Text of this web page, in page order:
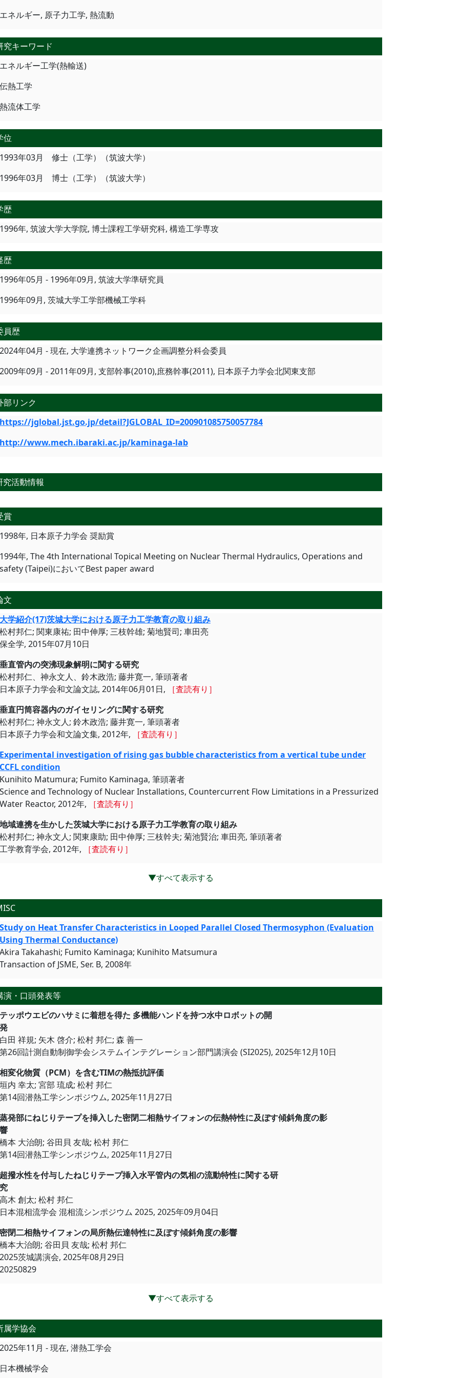
エネルギー, 原子力工学, 熱流動
究キーワード
エネルギー工学(熱輸送)
伝熱工学
熱流体工学
位
1993年03月 修士（工学）（筑波大学）
1996年03月 博士（工学）（筑波大学）
歴
1996年, 筑波大学大学院, 博士課程工学研究科, 構造工学専攻
歴
1996年05月 - 1996年09月, 筑波大学準研究員
1996年09月, 茨城大学工学部機械工学科
員歴
2024年04月 - 現在, 大学連携ネットワーク企画調整分科会委員
2009年09月 - 2011年09月, 支部幹事(2010),庶務幹事(2011), 日本原子力学会北関東支部
部リンク
https://jglobal.jst.go.jp/detail?JGLOBAL_ID=200901085750057784
http://www.mech.ibaraki.ac.jp/kaminaga-lab
活動情報
賞
1998年, 日本原子力学会 奨励賞
1994年, The 4th International Topical Meeting on Nuclear Thermal Hydraulics, Operations and
safety (Taipei)においてBest paper award
文
大学紹介(17)茨城大学における原子力工学教育の取り組み
松村邦仁; 関東康祐; 田中伸厚; 三枝幹雄; 菊地賢司; 車田亮
保全学, 2015年07月10日
垂直管内の突沸現象解明に関する研究
松村邦仁、神永文人、鈴木政浩; 藤井寛一, 筆頭著者
日本原子力学会和文論文誌, 2014年06月01日,
［査読有り］
垂直円筒容器内のガイセリングに関する研究
松村邦仁; 神永文人; 鈴木政浩; 藤井寛一, 筆頭著者
日本原子力学会和文論文集, 2012年,
［査読有り］
Experimental investigation of rising gas bubble characteristics from a vertical tube under
CCFL condition
Kunihito Matumura; Fumito Kaminaga, 筆頭著者
Science and Technology of Nuclear Installations, Countercurrent Flow Limitations in a Pressurized
Water Reactor, 2012年,
［査読有り］
地域連携を生かした茨城大学における原子力工学教育の取り組み
松村邦仁; 神永文人; 関東康助; 田中伸厚; 三枝幹夫; 菊池賢治; 車田亮, 筆頭著者
工学教育学会, 2012年,
［査読有り］
▼すべて表示する
Study on Heat Transfer Characteristics in Looped Parallel Closed Thermosyphon (Evaluation
Using Thermal Conductance)
Akira Takahashi; Fumito Kaminaga; Kunihito Matsumura
Transaction of JSME, Ser. B, 2008年
演・口頭発表等
テッポウエビのハサミに着想を得た 多機能ハンドを持つ水中ロボットの開
発
白田 祥規; 矢木 啓介; 松村 邦仁; 森 善一
第26回計測自動制御学会システムインテグレーション部門講演会 (SI2025), 2025年12月10日
相変化物質（PCM）を含むTIMの熱抵抗評価
垣内 幸太; 宮部 琉成; 松村 邦仁
第14回潜熱工学シンポジウム, 2025年11月27日
蒸発部にねじりテープを挿入した密閉二相熱サイフォンの伝熱特性に及ぼす傾斜角度の影
響
橋本 大治朗; 谷田貝 友哉; 松村 邦仁
第14回潜熱工学シンポジウム, 2025年11月27日
超撥水性を付与したねじりテープ挿入水平管内の気相の流動特性に関する研
究
高木 創太; 松村 邦仁
日本混相流学会 混相流シンポジウム 2025, 2025年09月04日
密閉二相熱サイフォンの局所熱伝達特性に及ぼす傾斜角度の影響
橋本大治朗; 谷田貝 友哉; 松村 邦仁
2025茨城講演会, 2025年08月29日
20250829
▼すべて表示する
属学協会
2025年11月 - 現在, 潜熱工学会
日本機械学会